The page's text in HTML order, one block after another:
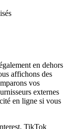
en dehors
affichons des
vos
externes
en ligne si vous
TikTok